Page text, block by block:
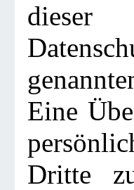
dieser
Eine
Dritte